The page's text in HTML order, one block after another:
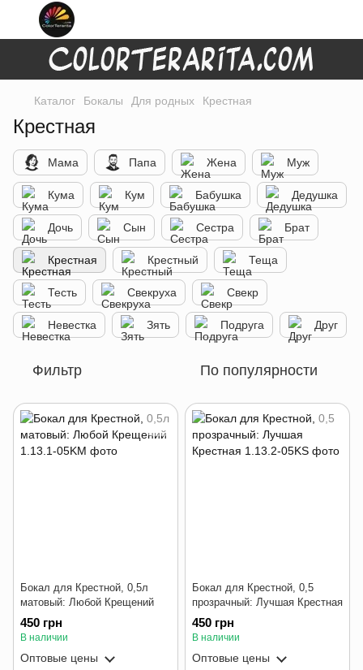
Каталог Бокалы Для родных Крестная
Крестная
Мама Папа Жена Муж
Кума Кум Бабушка Дедушка
Дочь Сын Сестра Брат
Крестная Крестный Теща
Тесть Свекруха Свекр
Невестка Зять Подруга Друг
Фильтр По популярности
Бокал для Крестной, 0,5л
матовый: Любой Крещений
450 грн
В наличии
Оптовые цены
Бокал для Крестной, 0,5
прозрачный: Лучшая Крестная
450 грн
В наличии
Оптовые цены